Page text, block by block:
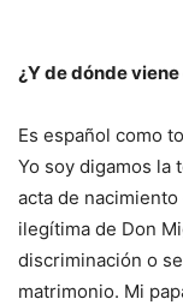
¿Y de dónde
Es español como
Yo soy digamos la
acta de
ilegítima de Don
discriminación o
matrimonio. Mi